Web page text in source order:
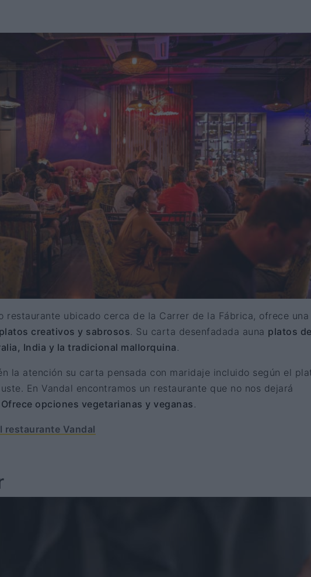
restaurante ubicado cerca de la Carrer de la Fábrica, ofrece una
platos creativos y sabrosos. Su carta desenfadada auna platos
India y la tradicional mallorquina.
la atención su carta pensada con maridaje incluido según el
En Vandal encontramos un restaurante que no nos dejará
Ofrece opciones vegetarianas y veganas.
restaurante Vandal